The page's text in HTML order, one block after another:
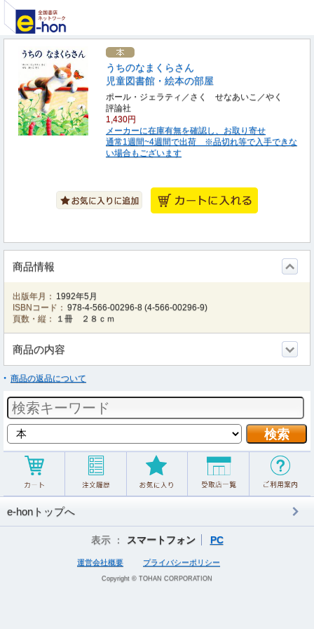
うちのなまくらさん
児童図書館・絵本の部屋
ポール・ジェラティ／さく せなあいこ／やく
評論社
1,430円
メーカーに在庫有無を確認し、お取り寄せ
通常1週間~4週間で出荷 ※品切れ等で入手できな
い場合もございます
商品情報
出版年月： 1992年5月
ISBNコード： 978-4-566-00296-8 (4-566-00296-9)
頁数・縦：
１冊 ２８ｃｍ
商品の内容
商品の返品について
e-honトップへ
表示 ： スマートフォン PC
運営会社概要 プライバシーポリシー
Copyright © TOHAN CORPORATION